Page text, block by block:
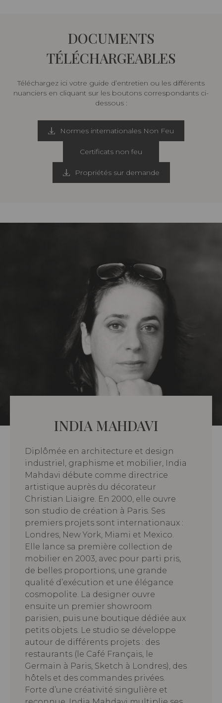
DOCUMENTS
TÉLÉCHARGEABLES
Téléchargez ici votre guide d’entretien ou les différents
nuanciers en cliquant sur les boutons correspondants ci-
dessous :
Normes internationales Non Feu
Certificats non feu
Propriétés sur demande
INDIA MAHDAVI
Diplômée en architecture et design
industriel, graphisme et mobilier, India
Mahdavi débute comme directrice
artistique auprès du décorateur
Christian Liaigre. En 2000, elle ouvre
son studio de création à Paris. Ses
premiers projets sont internationaux :
Londres, New York, Miami et Mexico.
Elle lance sa première collection de
mobilier en 2003, avec pour parti pris,
de belles proportions, une grande
qualité d’exécution et une élégance
cosmopolite. La designer ouvre
ensuite un premier showroom
parisien, puis une boutique dédiée aux
petits objets. Le studio se développe
autour de différents projets : des
restaurants (le Café Français, le
Germain à Paris, Sketch à Londres), des
hôtels et des commandes privées.
Forte d’une créativité singulière et